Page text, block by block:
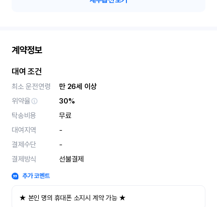
계약정보
대여 조건
최소 운전연령
만 26세 이상
위약율
30%
탁송비용
무료
대여지역
-
결제수단
-
결제방식
선불결제
추가 코멘트
★ 본인 명의 휴대폰 소지시 계약 가능 ★